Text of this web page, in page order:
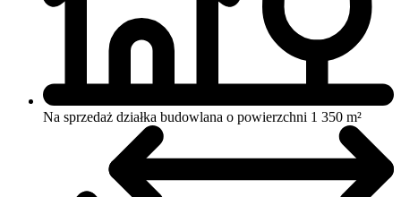
Na sprzedaż działka budowlana o powierzchni 1 350 m²